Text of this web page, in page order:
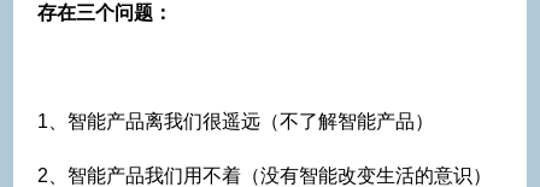
存在三个问题：
1、智能产品离我们很遥远（不了解智能产品）
2、智能产品我们用不着（没有智能改变生活的意识）